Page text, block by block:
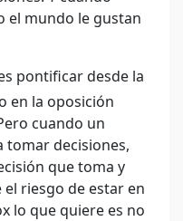
el mundo le gustan
pontificar desde la
en la oposición
cuando un
tomar decisiones,
que toma y
riesgo de estar en
lo que quiere es no